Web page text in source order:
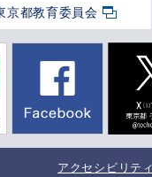
京都教育委員会
アクセシビリテ